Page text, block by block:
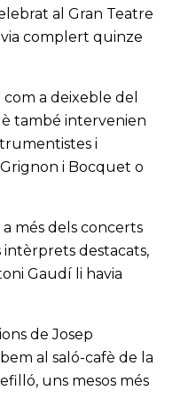
al Gran Teatre
complert quinze
a deixeble del
també intervenien
i
i Bocquet o
més dels concerts
destacats,
Gaudí li havia
de Josep
al saló-cafè de la
uns mesos més